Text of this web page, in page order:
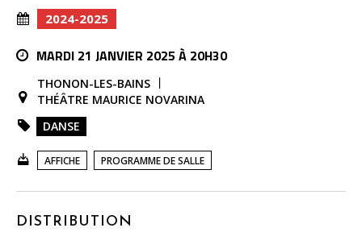
2024-2025
MARDI 21 JANVIER 2025 À 20H30
THONON-LES-BAINS
THÉÂTRE MAURICE NOVARINA
DANSE
AFFICHE PROGRAMME DE SALLE
DISTRIBUTION